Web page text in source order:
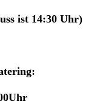
ist 14:30 Uhr)